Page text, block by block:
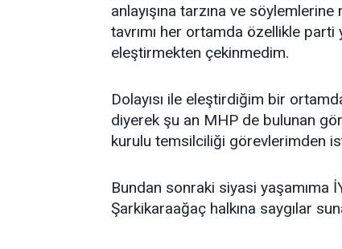
anlayışına tarzına ve
tavrımı her ortamda özellikle
eleştirmekten çekinmedim.
Dolayısı ile eleştirdiğim bir
diyerek şu an MHP de bulunan
kurulu temsilciliği görevlerimden
Bundan sonraki siyasi yaşamıma
Şarkikaraağaç halkına saygılar